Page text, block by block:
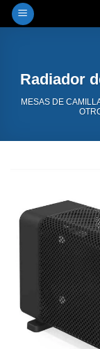
Saltar
al
Radiador
MESAS DE